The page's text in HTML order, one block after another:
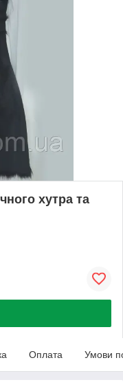
хутра та
Оплата Умови